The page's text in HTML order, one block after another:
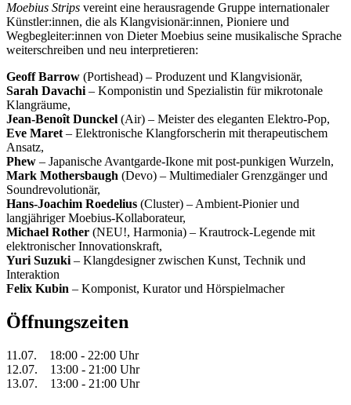
Moebius Strips vereint eine herausragende Gruppe internationaler
Künstler:innen, die als Klangvisionär:innen, Pioniere und
Wegbegleiter:innen von Dieter Moebius seine musikalische Sprache
weiterschreiben und neu interpretieren:
Geoff Barrow (Portishead) – Produzent und Klangvisionär,
Sarah Davachi – Komponistin und Spezialistin für mikrotonale
Klangräume,
Jean-Benoît Dunckel (Air) – Meister des eleganten Elektro-Pop,
Eve Maret – Elektronische Klangforscherin mit therapeutischem
Ansatz,
Phew – Japanische Avantgarde-Ikone mit post-punkigen Wurzeln,
Mark Mothersbaugh (Devo) – Multimedialer Grenzgänger und
Soundrevolutionär,
Hans-Joachim Roedelius (Cluster) – Ambient-Pionier und
langjähriger Moebius-Kollaborateur,
Michael Rother (NEU!, Harmonia) – Krautrock-Legende mit
elektronischer Innovationskraft,
Yuri Suzuki – Klangdesigner zwischen Kunst, Technik und
Interaktion
Felix Kubin – Komponist, Kurator und Hörspielmacher
Öffnungszeiten
11.07. 18:00 - 22:00 Uhr
12.07. 13:00 - 21:00 Uhr
13.07. 13:00 - 21:00 Uhr